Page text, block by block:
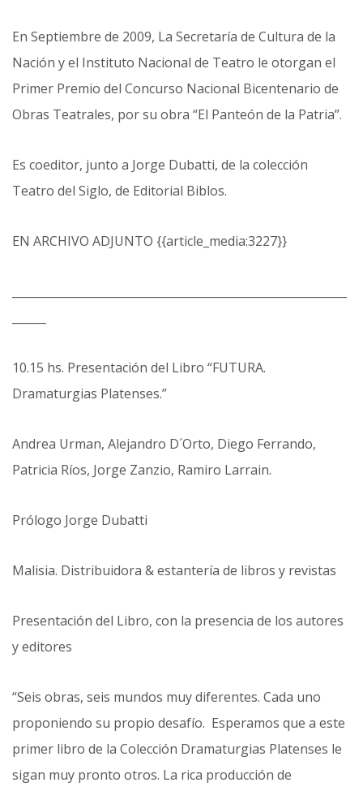
En Septiembre de 2009, La Secretaría de Cultura de la
Nación y el Instituto Nacional de Teatro le otorgan el
Primer Premio del Concurso Nacional Bicentenario de
Obras Teatrales, por su obra “El Panteón de la Patria”.
Es coeditor, junto a Jorge Dubatti, de la colección
Teatro del Siglo, de Editorial Biblos.
EN ARCHIVO ADJUNTO {{article_media:3227}}
10.15 hs. Presentación del Libro “FUTURA.
Dramaturgias Platenses.”
Andrea Urman, Alejandro D´Orto, Diego Ferrando,
Patricia Ríos, Jorge Zanzio, Ramiro Larrain.
Prólogo Jorge Dubatti
Malisia. Distribuidora & estantería de libros y revistas
Presentación del Libro, con la presencia de los autores
y editores
“Seis obras, seis mundos muy diferentes. Cada uno
proponiendo su propio desafío. Esperamos que a este
primer libro de la Colección Dramaturgias Platenses le
sigan muy pronto otros. La rica producción de